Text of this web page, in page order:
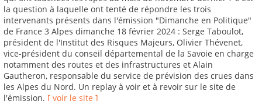
la question à laquelle ont tenté de répondre les trois
intervenants présents dans l'émission "Dimanche en Politique"
de France 3 Alpes dimanche 18 février 2024 : Serge Taboulot,
président de l'Institut des Risques Majeurs, Olivier Thévenet,
vice-président du conseil départemental de la Savoie en charge
notamment des routes et des infrastructures et Alain
Gautheron, responsable du service de prévision des crues dans
les Alpes du Nord. Un replay à voir et à revoir sur le site de
l'émission. [ voir le site ]